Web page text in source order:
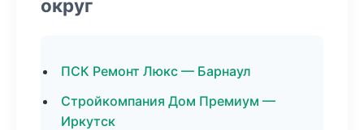
округ
ПСК Ремонт Люкс — Барнаул
Стройкомпания Дом Премиум —
Иркутск